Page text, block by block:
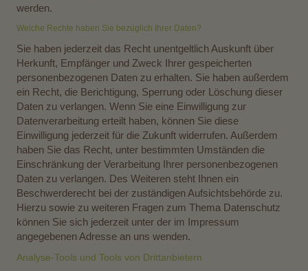
werden.
Welche Rechte haben Sie bezüglich Ihrer Daten?
Sie haben jederzeit das Recht unentgeltlich Auskunft über
Herkunft, Empfänger und Zweck Ihrer gespeicherten
personenbezogenen Daten zu erhalten. Sie haben außerdem
ein Recht, die Berichtigung, Sperrung oder Löschung dieser
Daten zu verlangen. Wenn Sie eine Einwilligung zur
Datenverarbeitung erteilt haben, können Sie diese
Einwilligung jederzeit für die Zukunft widerrufen. Außerdem
haben Sie das Recht, unter bestimmten Umständen die
Einschränkung der Verarbeitung Ihrer personenbezogenen
Daten zu verlangen. Des Weiteren steht Ihnen ein
Beschwerderecht bei der zuständigen Aufsichtsbehörde zu.
Hierzu sowie zu weiteren Fragen zum Thema Datenschutz
können Sie sich jederzeit unter der im Impressum
angegebenen Adresse an uns wenden.
Analyse-Tools und Tools von Drittanbietern